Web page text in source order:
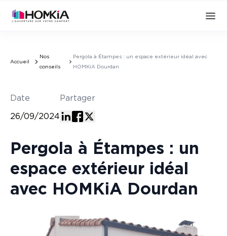
Accueil
Nos
conseils
Pergola à Étampes : un espace extérieur idéal avec
HOMKiA Dourdan
Date
26/09/2024
Partager
Pergola à Étampes : un
espace extérieur idéal
avec HOMKiA Dourdan